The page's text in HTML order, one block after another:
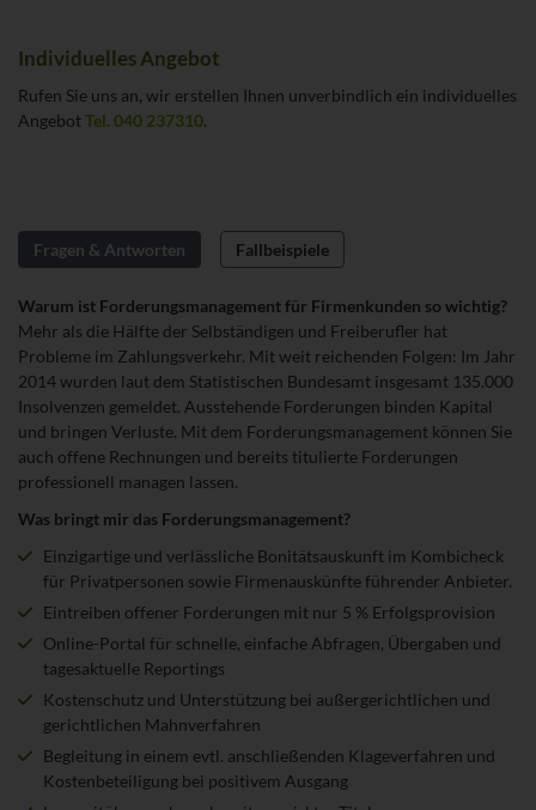
Individuelles Angebot
Rufen Sie uns an, wir erstellen Ihnen unverbindlich ein individuelles
AngebotTel. 040 237310.
Fragen & Antworten Fallbeispiele
Fragen
&
Antworten
Warum ist Forderungsmanagement für Firmenkunden so wichtig?
Mehr als die Hälfte der Selbständigen und Freiberufler hat
Probleme im Zahlungsverkehr. Mit weit reichenden Folgen: Im Jahr
2014 wurden laut dem Statistischen Bundesamt insgesamt 135.000
Insolvenzen gemeldet. Ausstehende Forderungen binden Kapital
und bringen Verluste. Mit dem Forderungsmanagement können Sie
auch offene Rechnungen und bereits titulierte Forderungen
professionell managen lassen.
Was bringt mir das Forderungsmanagement?
Einzigartige und verlässliche Bonitätsauskunft im Kombicheck
für Privatpersonen sowie Firmenauskünfte führender Anbieter.
Eintreiben offener Forderungen mit nur 5 % Erfolgsprovision
Online-Portal für schnelle, einfache Abfragen, Übergaben und
tagesaktuelle Reportings
Kostenschutz und Unterstützung bei außergerichtlichen und
gerichtlichen Mahnverfahren
Begleitung in einem evtl. anschließenden Klageverfahren und
Kostenbeteiligung bei positivem Ausgang